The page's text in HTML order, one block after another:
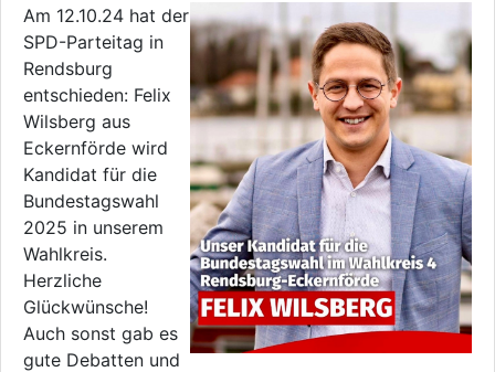
Am 12.10.24 hat der
SPD-Parteitag in
Rendsburg
entschieden: Felix
Wilsberg aus
Eckernförde wird
Kandidat für die
Bundestagswahl
2025 in unserem
Wahlkreis.
Herzliche
Glückwünsche!
Auch sonst gab es
gute Debatten und